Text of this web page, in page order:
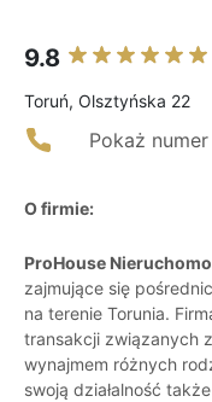
9.8
Toruń, Olsztyńska 22
Pokaż
O firmie:
ProHouse
zajmujące się
na terenie Torunia.
transakcji związanych
wynajmem różnych
swoją działalność